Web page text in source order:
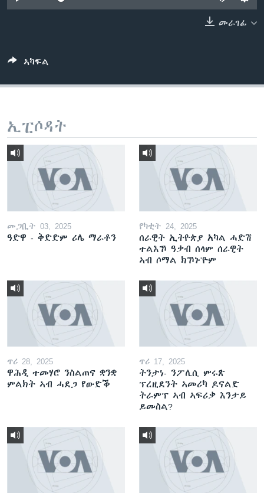
ቂሔ ጽልሚ
መራገፊ
ኣካፍል
ኢፒሶዳት
መጋቢት 03, 2025
ዓድዋ - ቅድድም ሪሌ ማራቶን
የካቲት 24, 2025
ሰራዊት ኢትዮጵያ አካል ሓድሽ
ተልእኾ ዓቃብ ሰላም ሰራዊት
ኣብ ሶማል ክኾኑ'ዮም
ጥሪ 28, 2025
ዋሕዲ ተመሃሮ ንስልጠና ቋንቋ
ምልክት ኣብ ሓደጋ የውድቕ
ጥሪ 17, 2025
ትንታነ- ንፖሊሲ ምሩጽ
ፕረዚደንት ኣመሪካ ዶናልድ
ትራምፕ ኣብ ኣፍሪቃ እንታይ
ይመስል?